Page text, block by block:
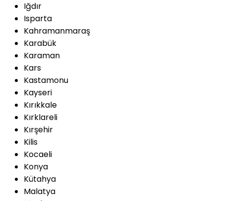
Iğdır
Isparta
Kahramanmaraş
Karabük
Karaman
Kars
Kastamonu
Kayseri
Kırıkkale
Kırklareli
Kırşehir
Kilis
Kocaeli
Konya
Kütahya
Malatya